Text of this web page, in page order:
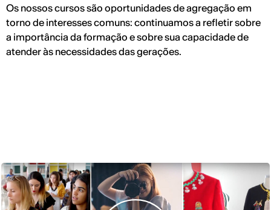
Os nossos cursos são oportunidades de agregação em
torno de interesses comuns: continuamos a refletir sobre
a importância da formação e sobre sua capacidade de
atender às necessidades das gerações.